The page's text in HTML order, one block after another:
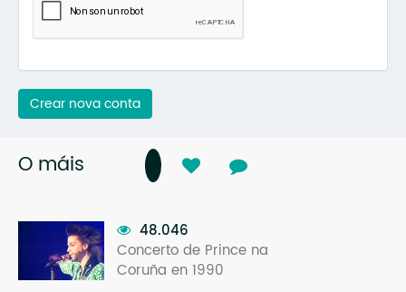
Crear nova conta
O máis
48.046
Concerto de Prince na
Coruña en 1990